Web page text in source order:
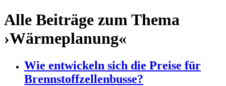
Alle Beiträge zum Thema
›Wärmeplanung«
Wie entwickeln sich die Preise für
Brennstoffzellenbusse?